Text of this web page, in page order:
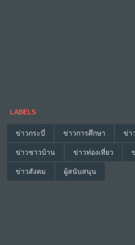
LABELS
ข่าวกระบี่ ข่าวการศึกษา ข่า
ข่าวชาวบ้าน ข่าวท่องเที่ยว
ข่าวสังคม ผู้สนับสนุน